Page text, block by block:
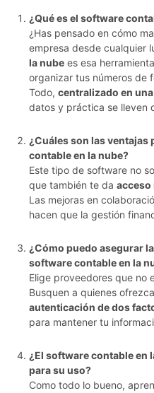
¿Qué es el software
¿Has pensado en cómo
empresa desde cualquier
la nube es esa
organizar tus números de
Todo, centralizado en
datos y práctica se lleven
¿Cuáles son las
contable en la nube?
Este tipo de software no
que también te da acceso
Las mejoras en
hacen que la gestión
¿Cómo puedo asegurar
software contable en la
Elige proveedores que no
Busquen a quienes
autenticación de dos
para mantener tu
¿El software contable en
para su uso?
Como todo lo bueno,